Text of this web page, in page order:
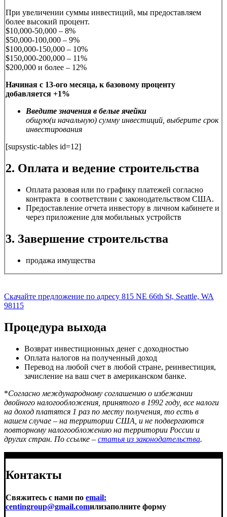
При увеличении суммы инвестиций, мы предоставляем
более высокий процент.
$10,000-50,000 – 8%
$50,000-100,000 – 9%
$100,000-150,000 – 10%
$150,000-200,000 – 11%
$200,000 и более – 12%
Начиная с 13-ого месяца, к базовому проценту
добавляется +1%
Введите значения в белые ячейки
общую(и начальную) сумму инвестиций, выберите срок
инвестирования
[supsystic-tables id=12]
2. Оплата и ведение строительства
Оплата разовая или по графику платежей согласно
контракта в соответствии с законодательством США.
Предоставление отчета инвестору в личном кабинете и
через приложение для мобильных устройств
3. Завершение строительства
продажа имущества
Скачайте предложение по адресу 815 NE 66th St, Seattle, WA
98115
Процедура выхода
Возврат инвестиционных денег с доходностью
Оплата налогов на полученный доход
Перевод на любой счет в любой стране, реинвестиция,
зачисление на ваш счет в американском банке.
*Согласно международному соглашению о избежании
двойного налогообложения, принятого в 1992 году, все налоги
на доход платятся 1 раз по месту получения, то есть в
нашем случае – на территории США, и не подвергаются
повторному налогообложению на территории России и
других стран. По ссылке – статья из законодательства.
Контакты
Свяжитесь с нами по email:
centingroup@gmail.comилизаполните форму